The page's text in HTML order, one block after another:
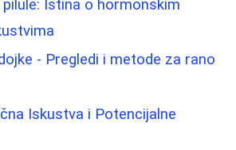
Istina o hormonskim
- Pregledi i metode za rano
Iskustva i Potencijalne